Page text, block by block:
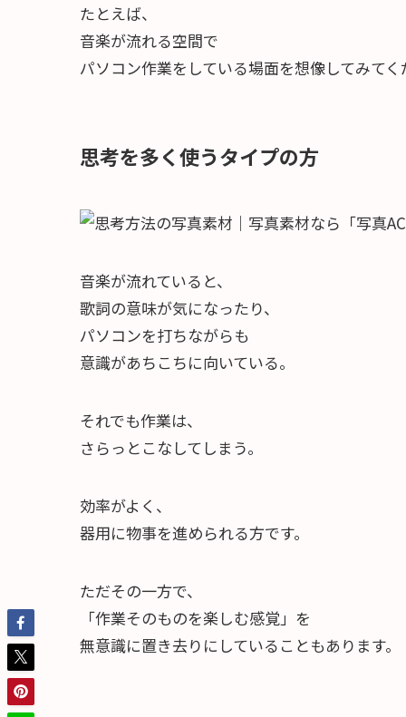
たとえば、
音楽が流れる空間で
パソコン作業をしている場面を想像してみて
思考を多く使うタイプの方
音楽が流れていると、
歌詞の意味が気になったり、
パソコンを打ちながらも
意識があちこちに向いている。
それでも作業は、
さらっとこなしてしまう。
効率がよく、
器用に物事を進められる方です。
ただその一方で、
「作業そのものを楽しむ感覚」を
無意識に置き去りにしていることもあります。